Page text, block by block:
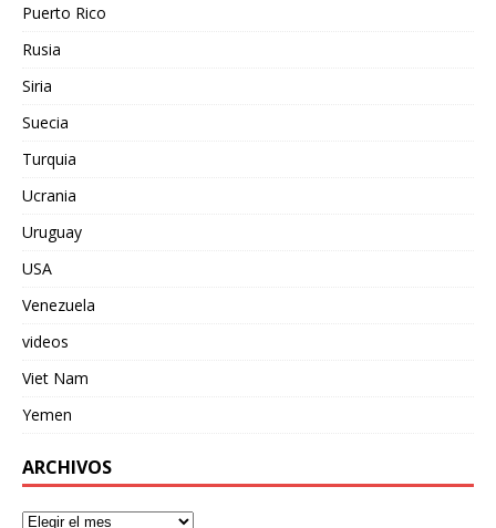
Puerto Rico
Rusia
Siria
Suecia
Turquia
Ucrania
Uruguay
USA
Venezuela
videos
Viet Nam
Yemen
ARCHIVOS